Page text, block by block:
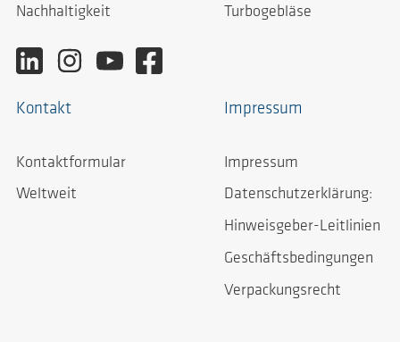
Nachhaltigkeit
Turbogebläse
Kontakt
Kontaktformular
Weltweit
Impressum
Impressum
Datenschutzerklärung:
Hinweisgeber-Leitlinien
Geschäftsbedingungen
Verpackungsrecht